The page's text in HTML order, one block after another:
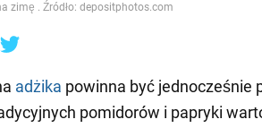
zimę . Źródło: depositphotos.com
adżika powinna być jednocześnie
pomidorów i papryki